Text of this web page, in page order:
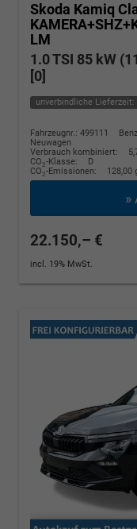
Skoda Kamiq
LM
1.0 TSI 85 kW
[0]
unverbindliche Lieferzeit:
Fahrzeugnr.: 499111
Neuwagen
Verbrauch kombiniert:
CO2-Klasse:
D
CO2-Emissionen: 128,00
»
22.150,– €
incl. 19% MwSt.